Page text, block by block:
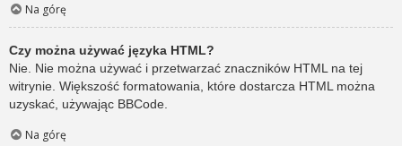
Na górę
Czy można używać języka HTML?
Nie. Nie można używać i przetwarzać znaczników HTML na tej
witrynie. Większość formatowania, które dostarcza HTML można
uzyskać, używając BBCode.
Na górę